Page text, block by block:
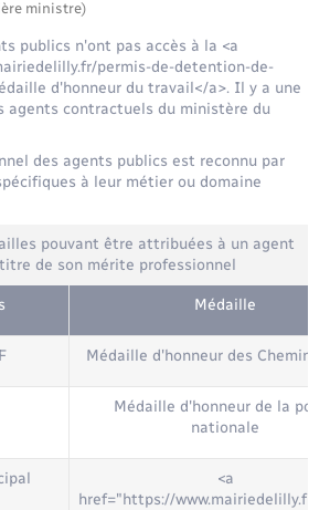
ministre)
publics n'ont pas accès à la <a
permis-de-detention-de-
d'honneur du travail</a>. Il y a une
agents contractuels du ministère du
des agents publics est reconnu par
à leur métier ou domaine
pouvant être attribuées à un agent
de son mérite professionnel
Médaille
Médaille d'honneur des Chemins
Médaille d'honneur de la
nationale
<a
href="https://www.mairiedelilly.fr/